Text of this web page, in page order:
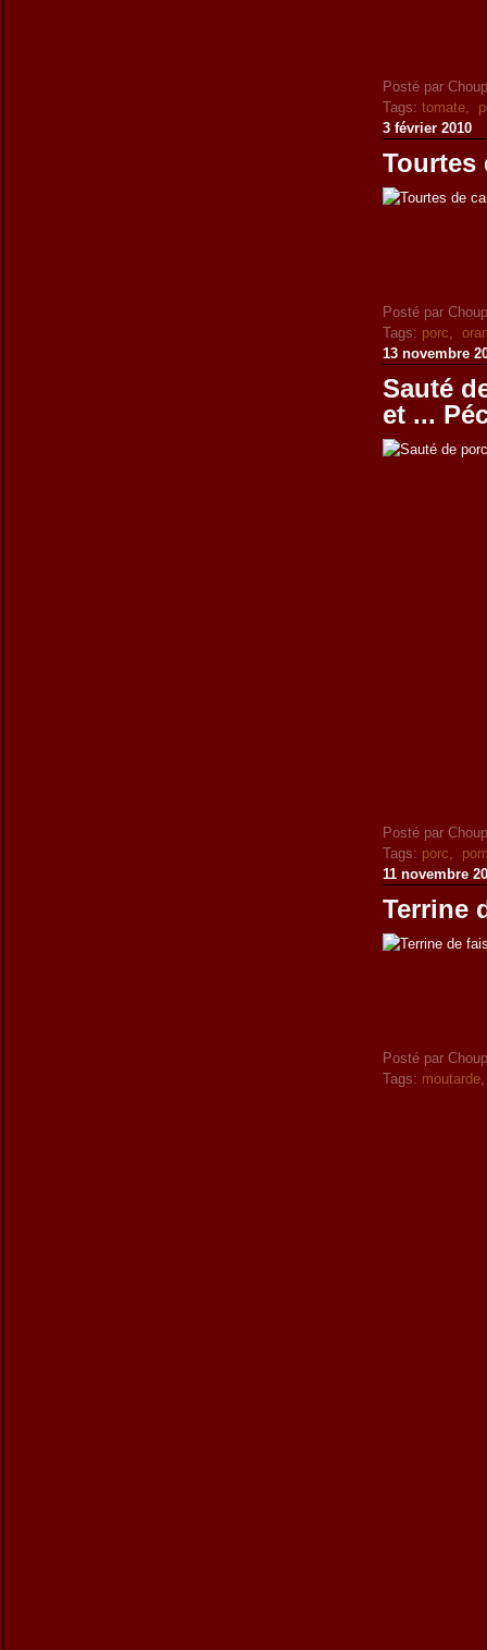
Posté par
Tags:tomate,
3 février 2010
Tourtes
Posté par
Tags: porc,
13 novembre
Sauté
et ...
Posté par
Tags: porc,
11 novembre
Terrine
Posté par
Tags: moutarde,